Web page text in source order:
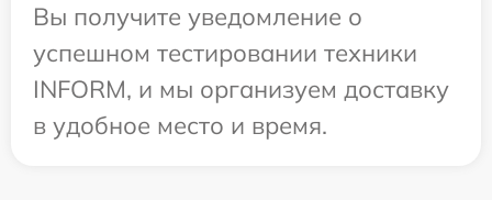
Вы получите уведомление о
успешном тестировании техники
INFORM, и мы организуем доставку
в удобное место и время.